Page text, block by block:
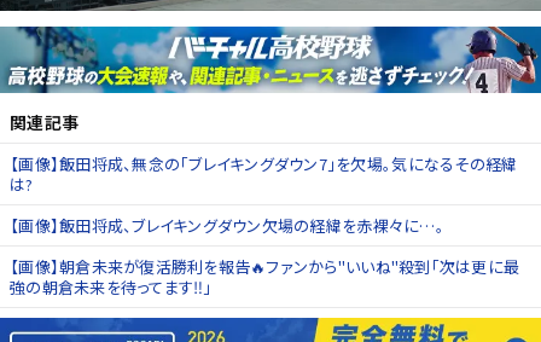
関連記事
【画像】飯田将成、無念の「ブレイキングダウン7」を欠場。気になるその経緯
は?
【画像】飯田将成、ブレイキングダウン欠場の経緯を赤裸々に…。
【画像】朝倉未来が復活勝利を報告🔥ファンから"いいね"殺到「次は更に最
強の朝倉未来を待ってます‼️」